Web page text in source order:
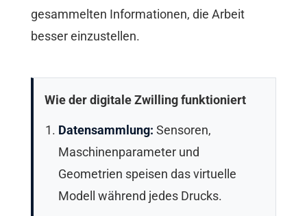
gesammelten Informationen, die Arbeit
besser einzustellen.
Wie der digitale Zwilling funktioniert
Datensammlung: Sensoren,
Maschinenparameter und
Geometrien speisen das virtuelle
Modell während jedes Drucks.